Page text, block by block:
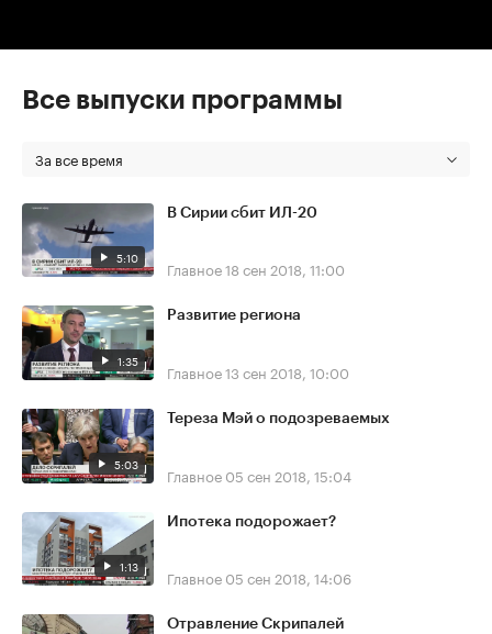
Все выпуски программы
За все время
5:10
В Сирии сбит ИЛ-20
Главное18 сен 2018, 11:00
1:35
Развитие региона
Главное13 сен 2018, 10:00
5:03
Тереза Мэй о подозреваемых
Главное 05 сен 2018, 15:04
1:13
Ипотека подорожает?
Главное 05 сен 2018, 14:06
Отравление Скрипалей